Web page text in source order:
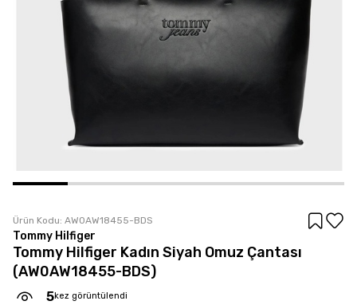
Ürün Kodu: AW0AW18455-BDS
Tommy Hilfiger
Tommy Hilfiger Kadın Siyah Omuz Çantası
(AW0AW18455-BDS)
5kez görüntülendi